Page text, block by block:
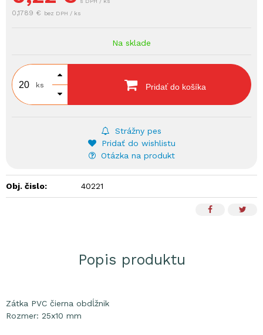
0,1789 € bez DPH / ks
Na sklade
ks Pridať do košíka
Strážny pes
Pridať do wishlistu
Otázka na produkt
Obj. čislo: 40221
Popis produktu
Zátka PVC čierna obdĺžnik
Rozmer: 25x10 mm